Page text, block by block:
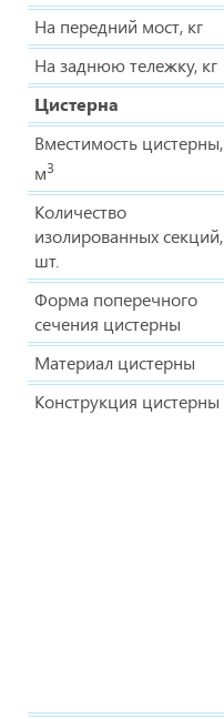
На передний мост, кг
На заднюю тележку, кг
Цистерна
Вместимость цистерны,
м3
Количество
изолированных секций,
шт.
Форма поперечного
сечения цистерны
Материал цистерны
Конструкция цистерны